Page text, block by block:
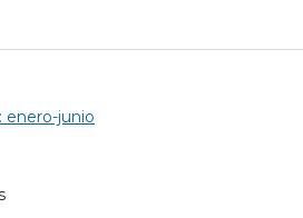
enero-junio